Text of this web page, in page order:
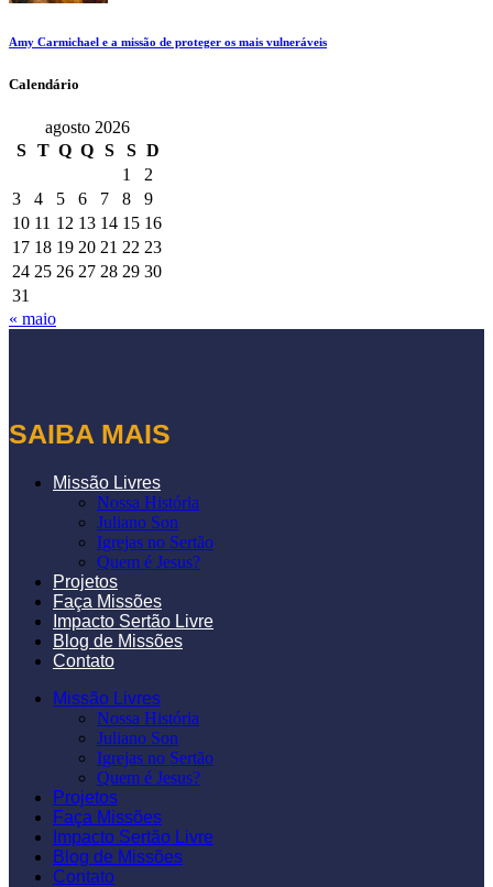
Amy Carmichael e a missão de proteger os mais vulneráveis
Calendário
agosto 2026
S
T Q Q S S D
1
2
3
4 5 6 7 8
9
10 11 12 13 14 15 16
17 18 19 20 21 22 23
24 25 26 27 28 29 30
31
« maio
SAIBA MAIS
Missão Livres
Nossa História
Juliano Son
Igrejas no Sertão
Quem é Jesus?
Projetos
Faça Missões
Impacto Sertão Livre
Blog de Missões
Contato
Missão Livres
Nossa História
Juliano Son
Igrejas no Sertão
Quem é Jesus?
Projetos
Faça Missões
Impacto Sertão Livre
Blog de Missões
Contato